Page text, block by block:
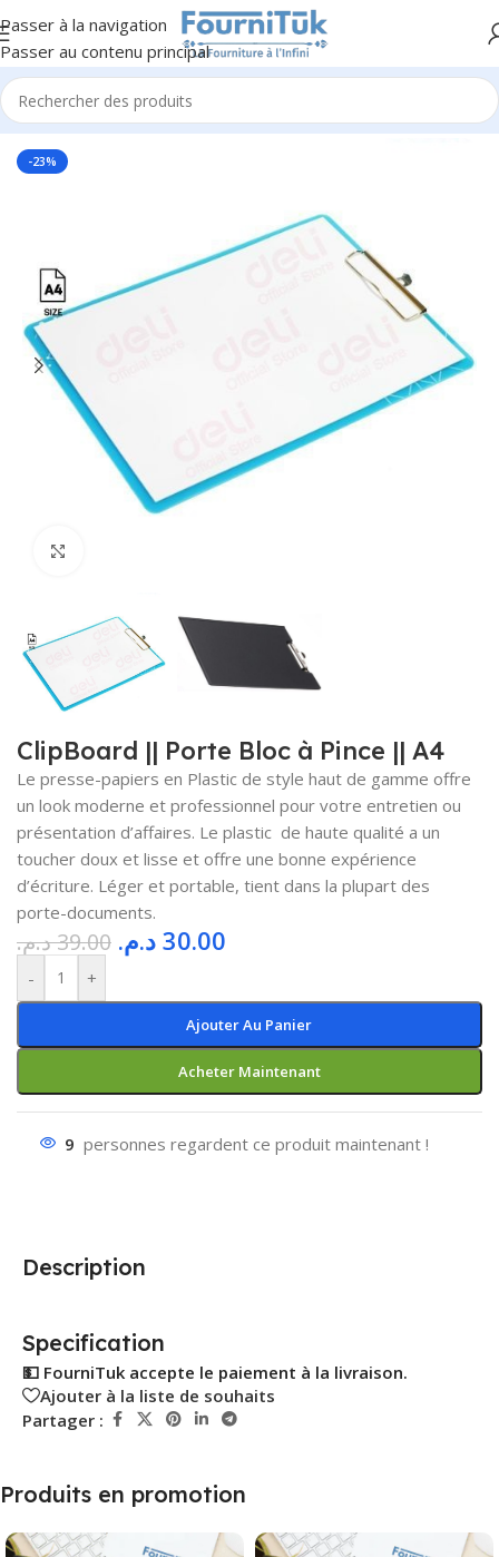
Passer à la navigation
Passer au contenu principal
Accueil/Fourniture de Bureau/Ecriture & Correction
-23%
ClipBoard || Porte Bloc à Pince || A4
Le presse-papiers en Plastic de style haut de gamme offre
un look moderne et professionnel pour votre entretien ou
présentation d’affaires. Le plastic de haute qualité a un
toucher doux et lisse et offre une bonne expérience
d’écriture. Léger et portable, tient dans la plupart des
porte-documents.
39.00د.م. 30.00 د.م.
- +
Ajouter Au Panier
Acheter Maintenant
9 personnes regardent ce produit maintenant !
Description
Specification
💵 FourniTuk accepte le paiement à la livraison.
Ajouter à la liste de souhaits
Partager :
Produits en promotion